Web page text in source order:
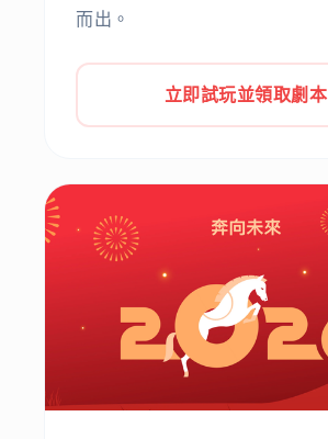
而出。
立即試玩並領取劇本